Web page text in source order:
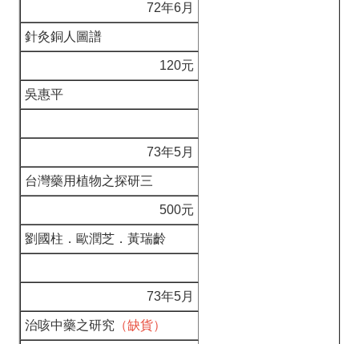
72年6月
針灸銅人圖譜
120元
吳惠平
73年5月
台灣藥用植物之探研三
500元
劉國柱．歐潤芝．黃瑞齡
73年5月
治咳中藥之研究 （缺貨）